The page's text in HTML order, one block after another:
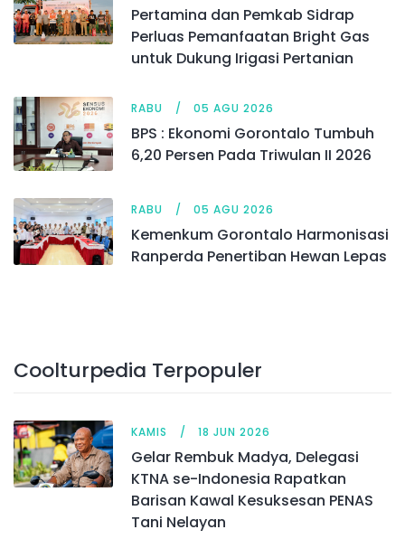
Pertamina dan Pemkab Sidrap
Perluas Pemanfaatan Bright Gas
untuk Dukung Irigasi Pertanian
RABU 05 AGU 2026
BPS : Ekonomi Gorontalo Tumbuh
6,20 Persen Pada Triwulan II 2026
RABU 05 AGU 2026
Kemenkum Gorontalo Harmonisasi
Ranperda Penertiban Hewan Lepas
Coolturpedia Terpopuler
KAMIS 18 JUN 2026
Gelar Rembuk Madya, Delegasi
KTNA se-Indonesia Rapatkan
Barisan Kawal Kesuksesan PENAS
Tani Nelayan